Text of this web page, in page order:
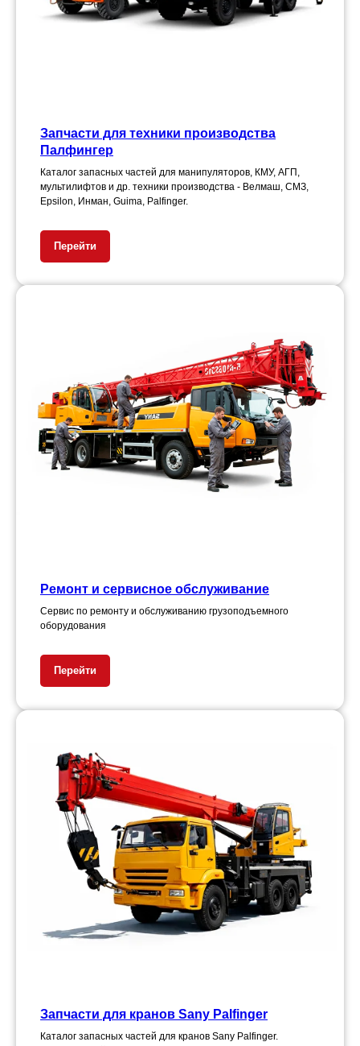
Запчасти для техники производства
Палфингер
Каталог запасных частей для манипуляторов, КМУ, АГП,
мультилифтов и др. техники производства - Велмаш, СМЗ,
Epsilon, Инман, Guima, Palfinger.
Перейти
Ремонт и сервисное обслуживание
Сервис по ремонту и обслуживанию грузоподъемного
оборудования
Перейти
Запчасти для кранов Sany Palfinger
Каталог запасных частей для кранов Sany Palfinger.